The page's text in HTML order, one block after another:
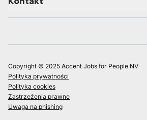
Copyright © 2025 Accent Jobs for People NV
Polityka prywatności
Polityka cookies
Zastrzeżenia prawne
Uwaga na phishing